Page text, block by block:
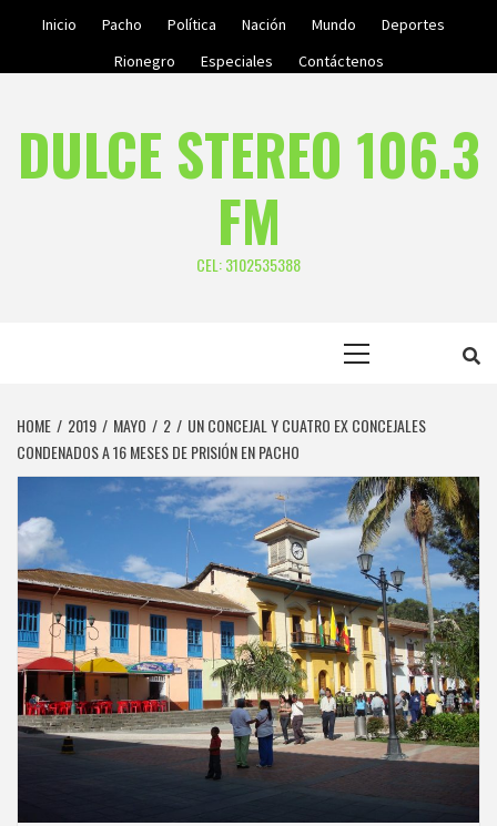
Inicio Pacho Política Nación Mundo
Deportes
Rionegro
Especiales Contáctenos
DULCE STEREO 106.3
FM
CEL: 3102535388
HOME 2019 MAYO 2
UN CONCEJAL Y CUATRO EX CONCEJALES
CONDENADOS A 16 MESES DE PRISIÓN EN PACHO